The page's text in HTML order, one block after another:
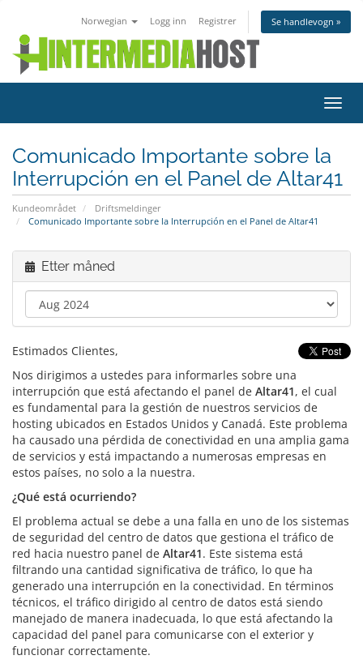
Norwegian Logg inn Registrer Se handlevogn »
Bytt
Comunicado Importante sobre la
Interrupción en el Panel de Altar41
Kundeområdet
Driftsmeldinger
Comunicado Importante sobre la Interrupción en el Panel de Altar41
Etter måned
Estimados Clientes,
Nos dirigimos a ustedes para informarles sobre una
interrupción que está afectando el panel de Altar41, el cual
es fundamental para la gestión de nuestros servicios de
hosting ubicados en Estados Unidos y Canadá. Este problema
ha causado una pérdida de conectividad en una amplia gama
de servicios y está impactando a numerosas empresas en
estos países, no solo a la nuestra.
¿Qué está ocurriendo?
El problema actual se debe a una falla en uno de los sistemas
de seguridad del centro de datos que gestiona el tráfico de
red hacia nuestro panel de Altar41. Este sistema está
filtrando una cantidad significativa de tráfico, lo que ha
generado una interrupción en la conectividad. En términos
técnicos, el tráfico dirigido al centro de datos está siendo
manejado de manera inadecuada, lo que está afectando la
capacidad del panel para comunicarse con el exterior y
funcionar correctamente.